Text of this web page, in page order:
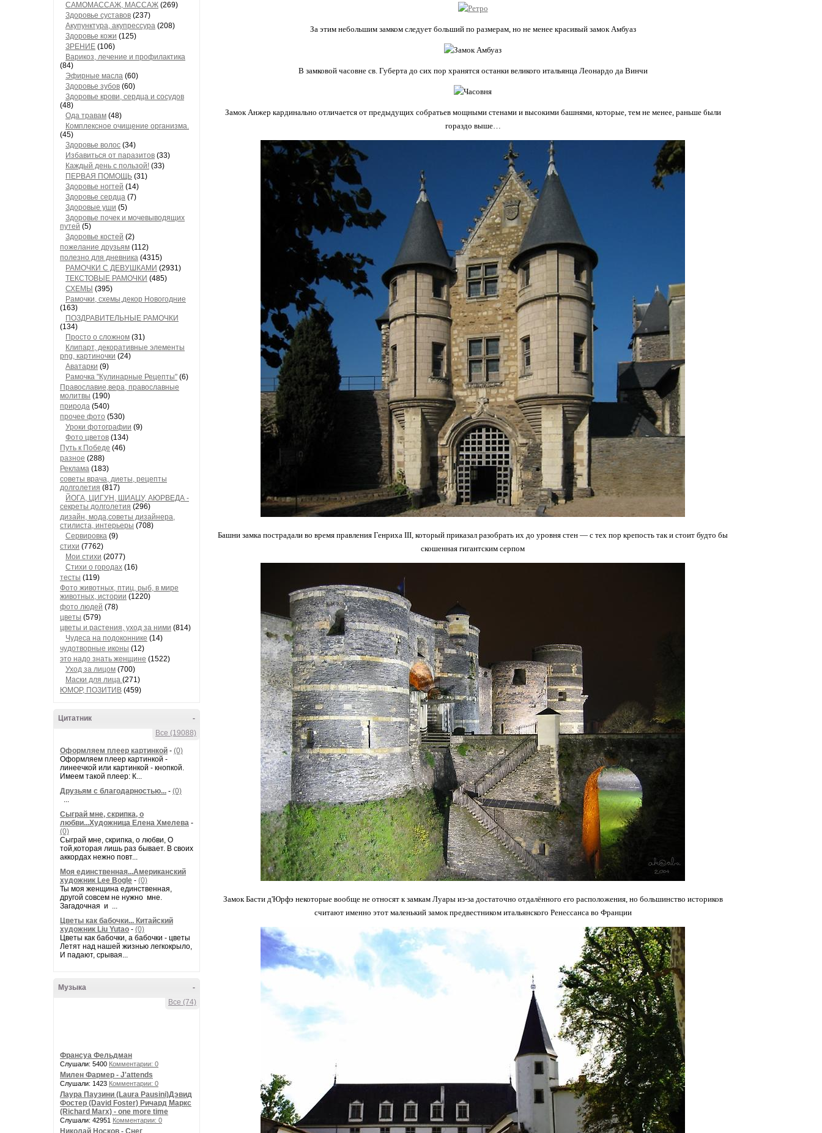
САМОМАССАЖ, МАССАЖ (269)
Здоровье суставов (237)
Акупунктура, акупрессура (208)
Здоровье кожи (125)
ЗРЕНИЕ (106)
Варикоз, лечение и профилактика
(84)
Эфирные масла (60)
Здоровье зубов (60)
Здоровье крови, сердца и сосудов
(48)
Ода травам (48)
Комплексное очищение организма.
(45)
Здоровье волос (34)
Избавиться от паразитов (33)
Каждый день с пользой! (33)
ПЕРВАЯ ПОМОЩЬ (31)
Здоровье ногтей (14)
Здоровье сердца (7)
Здоровые уши (5)
Здоровье почек и мочевыводящих
путей (5)
Здоровье костей (2)
пожелание друзьям (112)
полезно для дневника (4315)
РАМОЧКИ С ДЕВУШКАМИ (2931)
ТЕКСТОВЫЕ РАМОЧКИ (485)
СХЕМЫ (395)
Рамочки, схемы,декор Новогодние
(163)
ПОЗДРАВИТЕЛЬНЫЕ РАМОЧКИ
(134)
Просто о сложном (31)
Клипарт, декоративные элементы
png, картиночки (24)
Аватарки (9)
Рамочка "Кулинарные Рецепты" (6)
Православие,вера, православные
молитвы (190)
природа (540)
прочее фото (530)
Уроки фотографии (9)
Фото цветов (134)
Путь к Победе (46)
разное (288)
Реклама (183)
советы врача, диеты, рецепты
долголетия (817)
ЙОГА, ЦИГУН, ШИАЦУ, АЮРВЕДА -
секреты долголетия (296)
дизайн, мода,советы дизайнера,
стилиста, интерьеры (708)
Сервировка (9)
стихи (7762)
Мои стихи (2077)
Стихи о городах (16)
тесты (119)
Фото животных, птиц, рыб, в мире
животных, истории (1220)
фото людей (78)
цветы (579)
цветы и растения, уход за ними (814)
Чудеса на подоконнике (14)
чудотворные иконы (12)
это надо знать женщине (1522)
Уход за лицом (700)
Маски для лица (271)
ЮМОР, ПОЗИТИВ (459)
-
Цитатник
Все (19088)
Оформляем плеер картинкой - (0)
Оформляем плеер картинкой -
линеечкой или картинкой - кнопкой.
Имеем такой плеер: К...
Друзьям с благодарностью... - (0)
...
Сыграй мне, скрипка, о
любви...Художница Елена Хмелева -
(0)
Сыграй мне, скрипка, о любви, О
той,которая лишь раз бывает. В своих
аккордах нежно повт...
Моя единственная...Американский
художник Lee Bogle - (0)
Ты моя женщина единственная,
другой совсем не нужно мне.
Загадочная и ...
Цветы как бабочки... Китайский
художник Liu Yutao - (0)
Цветы как бабочки, а бабочки - цветы
Летят над нашей жизнью легкокрыло,
И падают, срывая...
-
Музыка
Все (74)
Франсуа Фельдман
Слушали: 5400 Комментарии: 0
Милен Фармер - J'attends
Слушали: 1423 Комментарии: 0
Лаура Паузини (Laura Pausini)Дэвид
Фостер (David Foster) Ричард Маркс
(Richard Marx) - one more time
Слушали: 42951 Комментарии: 0
Николай Носков - Снег
За этим небольшим замком следует больший по размерам, но не менее красивый замок Амбуаз
В замковой часовне св. Губерта до сих пор хранятся останки великого итальянца Леонардо да Винчи
Замок Анжер кардинально отличается от предыдущих собратьев мощными стенами и высокими башнями, которые, тем не менее, раньше были
гораздо выше…
Башни замка пострадали во время правления Генриха III, который приказал разобрать их до уровня стен — с тех пор крепость так и стоит будто бы
скошенная гигантским серпом
Замок Басти д'Юрфэ некоторые вообще не относят к замкам Луары из-за достаточно отдалённого его расположения, но большинство историков
считают именно этот маленький замок предвестником итальянского Ренессанса во Франции